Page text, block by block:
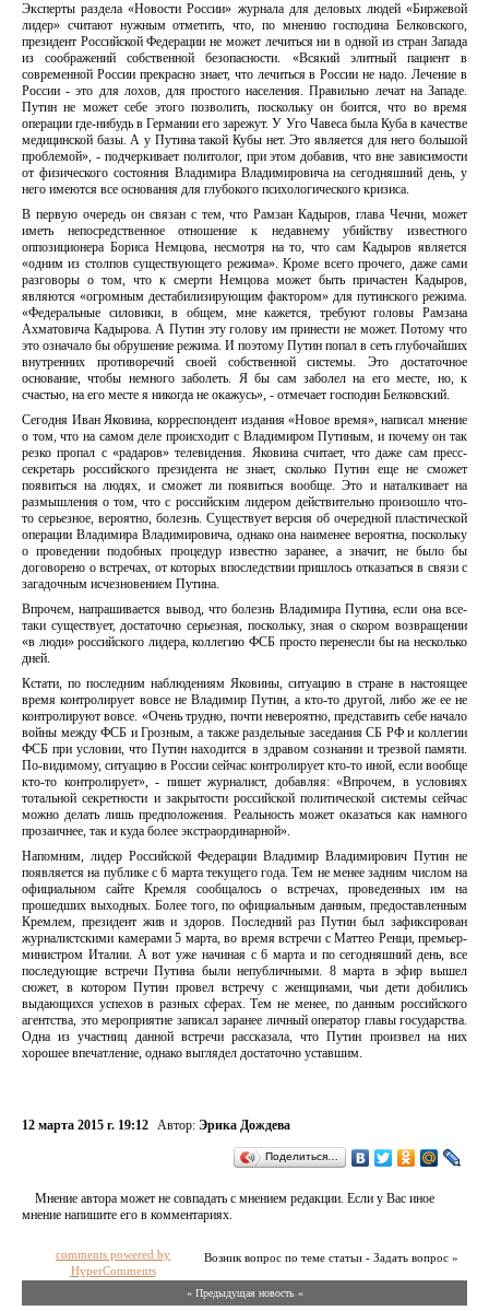
Эксперты раздела «Новости России» журнала для деловых людей «Биржевой
лидер» считают нужным отметить, что, по мнению господина Белковского,
президент Российской Федерации не может лечиться ни в одной из стран Запада
из соображений собственной безопасности. «Всякий элитный пациент в
современной России прекрасно знает, что лечиться в России не надо. Лечение в
России - это для лохов, для простого населения. Правильно лечат на Западе.
Путин не может себе этого позволить, поскольку он боится, что во время
операции где-нибудь в Германии его зарежут. У Уго Чавеса была Куба в качестве
медицинской базы. А у Путина такой Кубы нет. Это является для него большой
проблемой», - подчеркивает политолог, при этом добавив, что вне зависимости
от физического состояния Владимира Владимировича на сегодняшний день, у
него имеются все основания для глубокого психологического кризиса.
В первую очередь он связан с тем, что Рамзан Кадыров, глава Чечни, может
иметь непосредственное отношение к недавнему убийству известного
оппозиционера Бориса Немцова, несмотря на то, что сам Кадыров является
«одним из столпов существующего режима». Кроме всего прочего, даже сами
разговоры о том, что к смерти Немцова может быть причастен Кадыров,
являются «огромным дестабилизирующим фактором» для путинского режима.
«Федеральные силовики, в общем, мне кажется, требуют головы Рамзана
Ахматовича Кадырова. А Путин эту голову им принести не может. Потому что
это означало бы обрушение режима. И поэтому Путин попал в сеть глубочайших
внутренних противоречий своей собственной системы. Это достаточное
основание, чтобы немного заболеть. Я бы сам заболел на его месте, но, к
счастью, на его месте я никогда не окажусь», - отмечает господин Белковский.
Сегодня Иван Яковина, корреспондент издания «Новое время», написал мнение
о том, что на самом деле происходит с Владимиром Путиным, и почему он так
резко пропал с «радаров» телевидения. Яковина считает, что даже сам пресс-
секретарь российского президента не знает, сколько Путин еще не сможет
появиться на людях, и сможет ли появиться вообще. Это и наталкивает на
размышления о том, что с российским лидером действительно произошло что-
то серьезное, вероятно, болезнь. Существует версия об очередной пластической
операции Владимира Владимировича, однако она наименее вероятна, поскольку
о проведении подобных процедур известно заранее, а значит, не было бы
договорено о встречах, от которых впоследствии пришлось отказаться в связи с
загадочным исчезновением Путина.
Впрочем, напрашивается вывод, что болезнь Владимира Путина, если она все-
таки существует, достаточно серьезная, поскольку, зная о скором возвращении
«в люди» российского лидера, коллегию ФСБ просто перенесли бы на несколько
дней.
Кстати, по последним наблюдениям Яковины, ситуацию в стране в настоящее
время контролирует вовсе не Владимир Путин, а кто-то другой, либо же ее не
контролируют вовсе. «Очень трудно, почти невероятно, представить себе начало
войны между ФСБ и Грозным, а также раздельные заседания СБ РФ и коллегии
ФСБ при условии, что Путин находится в здравом сознании и трезвой памяти.
По-видимому, ситуацию в России сейчас контролирует кто-то иной, если вообще
кто-то контролирует», - пишет журналист, добавляя: «Впрочем, в условиях
тотальной секретности и закрытости российской политической системы сейчас
можно делать лишь предположения. Реальность может оказаться как намного
прозаичнее, так и куда более экстраординарной».
Напомним, лидер Российской Федерации Владимир Владимирович Путин не
появляется на публике с 6 марта текущего года. Тем не менее задним числом на
официальном сайте Кремля сообщалось о встречах, проведенных им на
прошедших выходных. Более того, по официальным данным, предоставленным
Кремлем, президент жив и здоров. Последний раз Путин был зафиксирован
журналистскими камерами 5 марта, во время встречи с Маттео Ренци, премьер-
министром Италии. А вот уже начиная с 6 марта и по сегодняшний день, все
последующие встречи Путина были непубличными. 8 марта в эфир вышел
сюжет, в котором Путин провел встречу с женщинами, чьи дети добились
выдающихся успехов в разных сферах. Тем не менее, по данным российского
агентства, это мероприятие записал заранее личный оператор главы государства.
Одна из участниц данной встречи рассказала, что Путин произвел на них
хорошее впечатление, однако выглядел достаточно уставшим.
12 марта 2015 г. 19:12 Автор: Эрика Дождева
Поделиться…
Мнение автора может не совпадать с мнением редакции. Если у Вас иное
мнение напишите его в комментариях.
Возник вопрос по теме статьи - Задать вопрос »
comments powered by
HyperComments
« Предыдущая новость «